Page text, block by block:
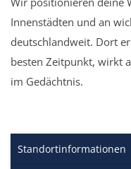
Innenstädten und an
deutschlandweit. Dort
besten Zeitpunkt, wirkt
im Gedächtnis.
Standortinformationen